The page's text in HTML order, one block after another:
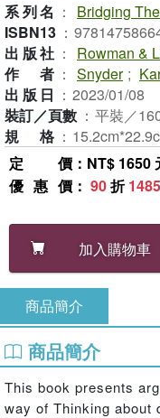
系列名 ：
Bridging
ISBN13 ：
出版社 ：
Rowman &
作者 ： Snyder ;
出版日 ： 2023/01/08
裝訂／頁數 ： 平裝／
規格 ：
定價 ：NT$ 1650
優惠價 ： 90折1485
加入購物車
商品簡介
商品簡介
This book presents
way of Thinking about